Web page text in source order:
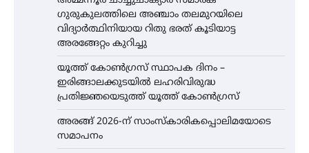
ഗുരുകുലത്തിലെ അഞ്ചാം തലമുറയിലെ
വിദ്യാർത്ഥിനിയായ റിതു ഭരത് കൂടിയാട്ട
അരങ്ങേറ്റം കുറിച്ചു
യൂത്ത് കോൺഗ്രസ്‌ സ്ഥാപക ദിനം –
ഇരിങ്ങാലക്കുടയിൽ ലഹരിവിരുദ്ധ
പ്രതിജ്ഞയെടുത്ത് യൂത്ത് കോൺഗ്രസ്
അരങ്ങ് 2026-ന് സാംസ്കാരികപ്പൊലിമയോടെ
സമാപനം